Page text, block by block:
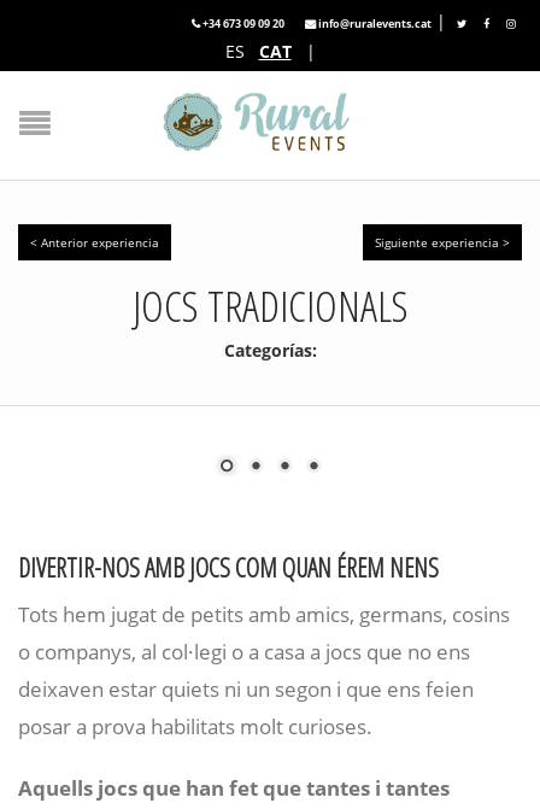
+34 673 09 09 20 info@ruralevents.cat |
ES
CAT |
< Anterior experiencia Siguiente experiencia >
JOCS TRADICIONALS
Categorías:
DIVERTIR-NOS AMB JOCS COM QUAN ÉREM NENS
Tots hem jugat de petits amb amics, germans, cosins
o companys, al col·legi o a casa a jocs que no ens
deixaven estar quiets ni un segon i que ens feien
posar a prova habilitats molt curioses.
Aquells jocs que han fet que tantes i tantes